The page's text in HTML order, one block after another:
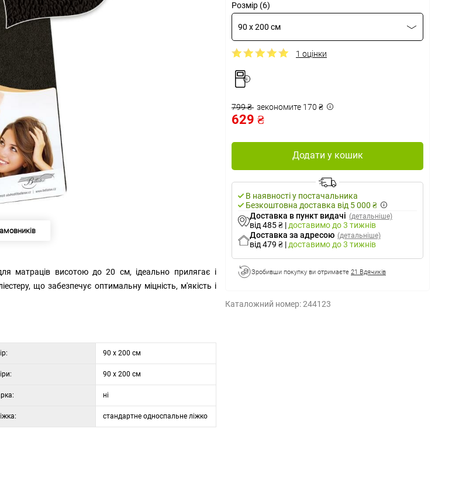
Розмір (6)
90 x 200 см
1 оцінки
799 ₴ зекономите 170 ₴
629 ₴
Додати у кошик
В наявності у постачальника
Безкоштовна доставка від 5 000 ₴
Доставка в пункт видачі (детальніше)
від 485 ₴ | доставимо до 3 тижнів
Доставка за адресою (детальніше)
від 479 ₴ | доставимо до 3 тижнів
Зробивши покупку ви отримаєте 21 Вдячиків
Каталожний номер:244123
матраців висотою до 20 см, ідеально прилягає і
що забезпечує оптимальну міцність, м'якість і
90 x 200 см
90 x 200 см
ні
стандартне односпальне ліжко